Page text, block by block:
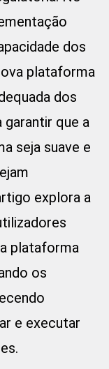
dos
plataforma
dos
garantir que a
seja suave e
explora a
plataforma
os
e executar